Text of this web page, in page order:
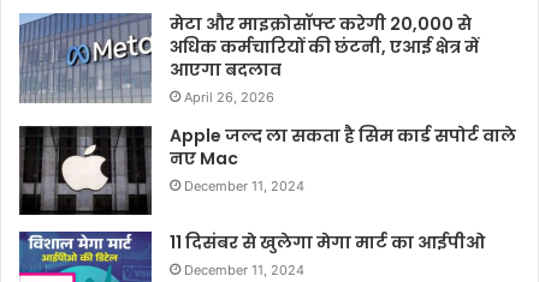
मेटा और माइक्रोसॉफ्ट करेगी 20,000 से
अधिक कर्मचारियों की छंटनी, एआई क्षेत्र में
आएगा बदलाव
April 26, 2026
Apple जल्द ला सकता है सिम कार्ड सपोर्ट वाले
नए Mac
December 11, 2024
11 दिसंबर से खुलेगा मेगा मार्ट का आईपीओ
December 11, 2024